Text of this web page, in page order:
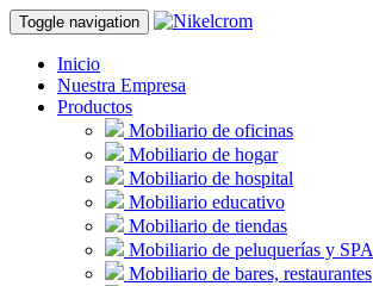
Toggle navigation
Inicio
Nuestra Empresa
Productos
Mobiliario de oficinas
Mobiliario de hogar
Mobiliario de hospital
Mobiliario educativo
Mobiliario de tiendas
Mobiliario de peluquerías y SPA
Mobiliario de bares, restaurantes